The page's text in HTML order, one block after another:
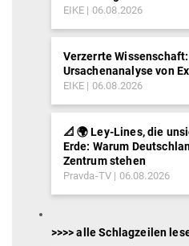
EIKE 06.08.2026
Verzerrte
Ursachenanalyse von
EIKE 06.08.2026
📐 🌍 Ley-Lines, die
Erde: Warum
Zentrum stehen
Pravda-TV 06.08.2026
>>>> alle Schlagzeilen